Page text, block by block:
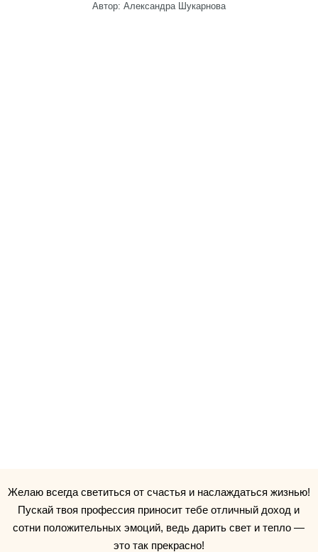
Автор: Александра Шукарнова
Желаю всегда светиться от счастья и наслаждаться жизнью!
Пускай твоя профессия приносит тебе отличный доход и
сотни положительных эмоций, ведь дарить свет и тепло —
это так прекрасно!